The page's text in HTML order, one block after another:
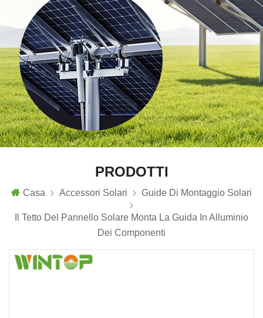
PRODOTTI
Casa Accessori Solari Guide Di Montaggio Solari
Il Tetto Del Pannello Solare Monta La Guida In Alluminio
Dei Componenti